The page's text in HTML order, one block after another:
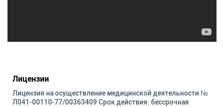
Лицензии
Лицензия на осуществление медицинской деятельности №
Л041-00110-77/00363409 Срок действия: бессрочная